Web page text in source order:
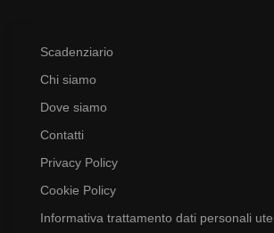
Scadenziario
Chi siamo
Dove siamo
Contatti
Privacy Policy
Cookie Policy
Informativa trattamento dati personali